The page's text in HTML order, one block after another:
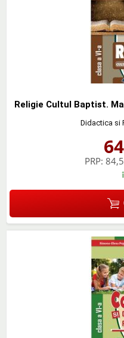
Religie Cultul Baptist.
Didactica si
64
PRP: